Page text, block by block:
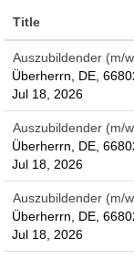
Title
Auszubildender (m/
Überherrn, DE,
Jul 18, 2026
Auszubildender (m/
Überherrn, DE,
Jul 18, 2026
Auszubildender (m/
Überherrn, DE,
Jul 18, 2026